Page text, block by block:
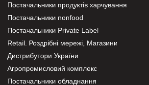
Постачальники продуктів харчування
Постачальники nonfood
Постачальники Private Label
Retail. Роздрібні мережі, Магазини
Дистрибутори України
Агропромисловий комплекс
Постачальники обладнання